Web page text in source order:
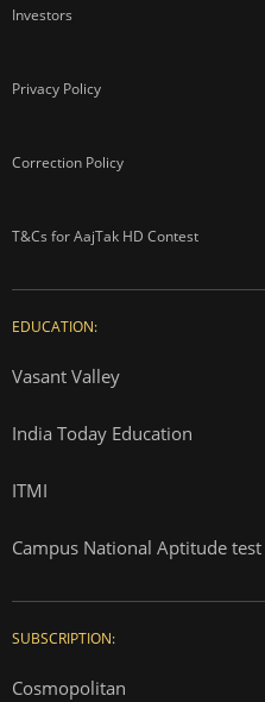
Investors
Privacy Policy
Correction Policy
T&Cs for AajTak HD Contest
EDUCATION:
Vasant Valley
India Today Education
ITMI
Campus National Aptitude test
SUBSCRIPTION:
Cosmopolitan